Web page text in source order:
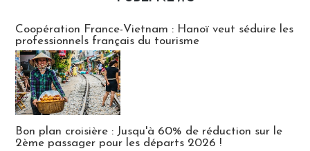
Coopération France-Vietnam : Hanoï veut séduire les
professionnels français du tourisme
Bon plan croisière : Jusqu'à 60% de réduction sur le
2ème passager pour les départs 2026 !